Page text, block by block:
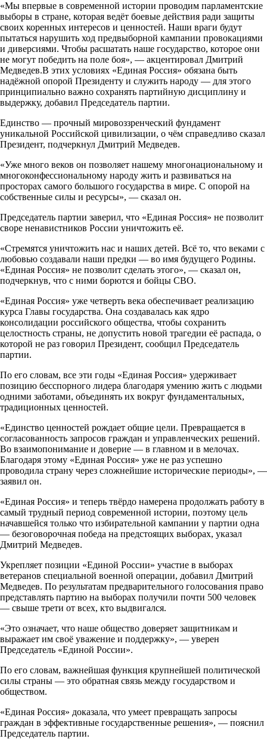
«Мы впервые в современной истории проводим парламентские
выборы в стране, которая ведёт боевые действия ради защиты
своих коренных интересов и ценностей. Наши враги будут
пытаться нарушить ход предвыборной кампании провокациями
и диверсиями. Чтобы расшатать наше государство, которое они
не могут победить на поле боя», — акцентировал Дмитрий
Медведев.В этих условиях «Единая Россия» обязана быть
надёжной опорой Президенту и служить народу — для этого
принципиально важно сохранять партийную дисциплину и
выдержку, добавил Председатель партии.
Единство — прочный мировоззренческий фундамент
уникальной Российской цивилизации, о чём справедливо сказал
Президент, подчеркнул Дмитрий Медведев.
«Уже много веков он позволяет нашему многонациональному и
многоконфессиональному народу жить и развиваться на
просторах самого большого государства в мире. С опорой на
собственные силы и ресурсы», — сказал он.
Председатель партии заверил, что «Единая Россия» не позволит
своре ненавистников России уничтожить её.
«Стремятся уничтожить нас и наших детей. Всё то, что веками с
любовью создавали наши предки — во имя будущего Родины.
«Единая Россия» не позволит сделать этого», — сказал он,
подчеркнув, что с ними борются и бойцы СВО.
«Единая Россия» уже четверть века обеспечивает реализацию
курса Главы государства. Она создавалась как ядро
консолидации российского общества, чтобы сохранить
целостность страны, не допустить новой трагедии её распада, о
которой не раз говорил Президент, сообщил Председатель
партии.
По его словам, все эти годы «Единая Россия» удерживает
позицию бесспорного лидера благодаря умению жить с людьми
одними заботами, объединять их вокруг фундаментальных,
традиционных ценностей.
«Единство ценностей рождает общие цели. Превращается в
согласованность запросов граждан и управленческих решений.
Во взаимопонимание и доверие — в главном и в мелочах.
Благодаря этому «Единая Россия» уже не раз успешно
проводила страну через сложнейшие исторические периоды», —
заявил он.
«Единая Россия» и теперь твёрдо намерена продолжать работу в
самый трудный период современной истории, поэтому цель
начавшейся только что избирательной кампании у партии одна
— безоговорочная победа на предстоящих выборах, указал
Дмитрий Медведев.
Укрепляет позиции «Единой России» участие в выборах
ветеранов специальной военной операции, добавил Дмитрий
Медведев. По результатам предварительного голосования право
представлять партию на выборах получили почти 500 человек
— свыше трети от всех, кто выдвигался.
«Это означает, что наше общество доверяет защитникам и
выражает им своё уважение и поддержку», — уверен
Председатель «Единой России».
По его словам, важнейшая функция крупнейшей политической
силы страны — это обратная связь между государством и
обществом.
«Единая Россия» доказала, что умеет превращать запросы
граждан в эффективные государственные решения», — пояснил
Председатель партии.